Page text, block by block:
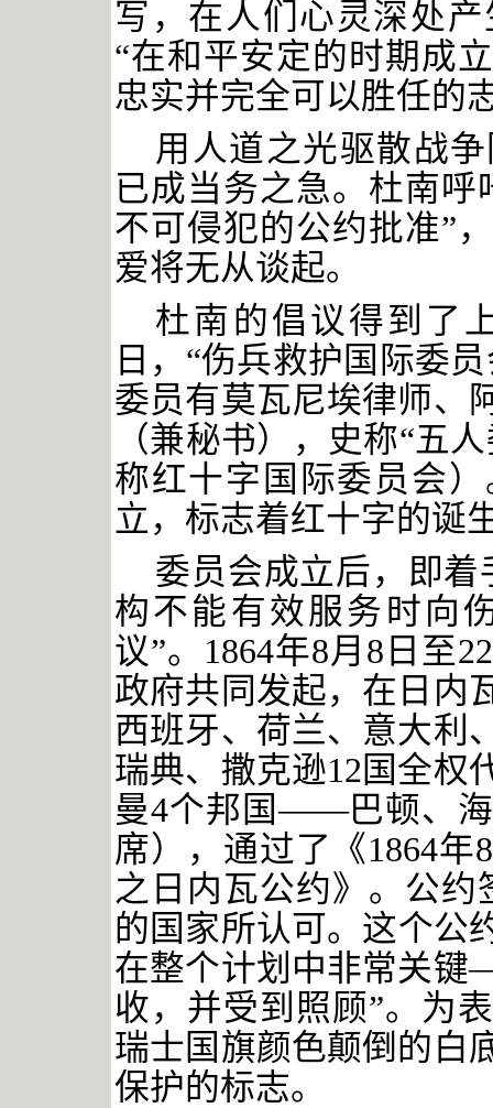
写，在人们心灵深处
“在和平安定的时期成
忠实并完全可以胜任的
用人道之光驱散战
已成当务之急。杜南呼
不可侵犯的公约批准”
爱将无从谈起。
杜南的倡议得到了
日，“伤兵救护国际委
委员有莫瓦尼埃律师、
（兼秘书），史称“五
称红十字国际委员会
立，标志着红十字的诞
委员会成立后，即着
构不能有效服务时向
议”。1864年8月8日至
政府共同发起，在日内
西班牙、荷兰、意大利
瑞典、撒克逊12国全权
曼4个邦国——巴顿、
席），通过了《1864
之日内瓦公约》。公约
的国家所认可。这个
在整个计划中非常关
收，并受到照顾”。为
瑞士国旗颜色颠倒的白
保护的标志。